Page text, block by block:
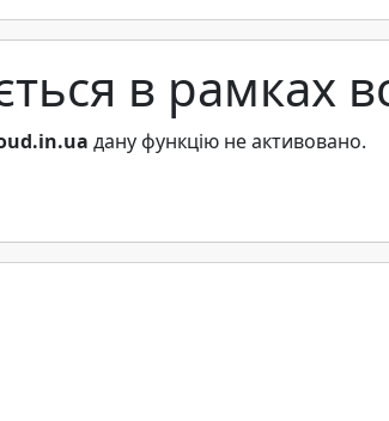
в рамках
дану функцію не активовано.